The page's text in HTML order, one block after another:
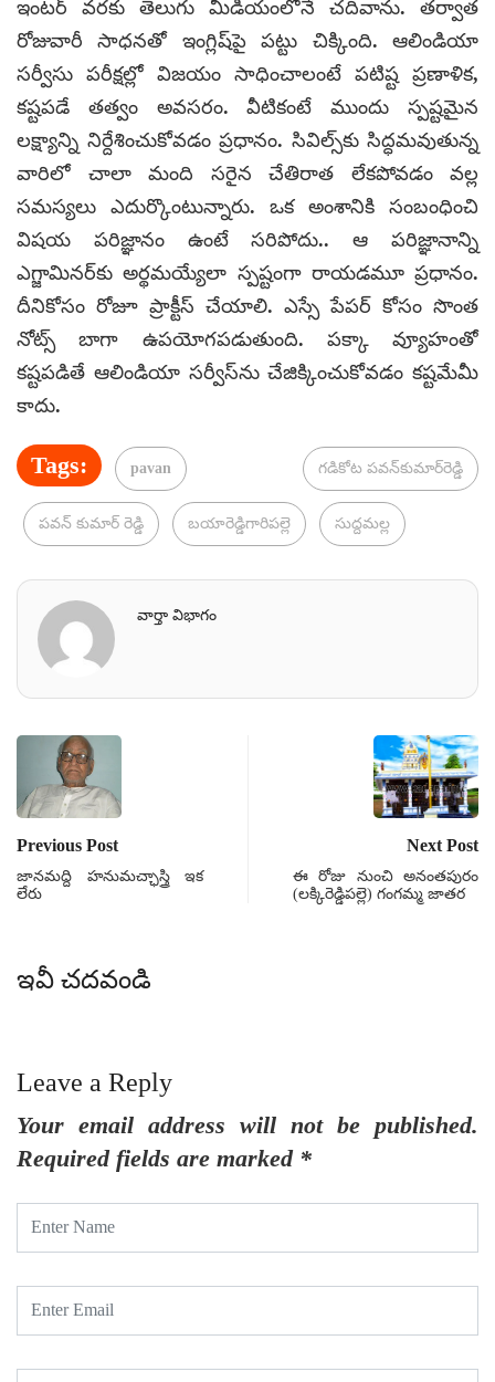
ఇంటర్ వరకు తెలుగు మీడియంలోనే చదివాను. తర్వాత
రోజువారీ సాధనతో ఇంగ్లిష్‌పై పట్టు చిక్కింది. ఆలిండియా
సర్వీసు పరీక్షల్లో విజయం సాధించాలంటే పటిష్ట ప్రణాళిక,
కష్టపడే తత్వం అవసరం. వీటికంటే ముందు స్పష్టమైన
లక్ష్యాన్ని నిర్దేశించుకోవడం ప్రధానం. సివిల్స్‌కు సిద్ధమవుతున్న
వారిలో చాలా మంది సరైన చేతిరాత లేకపోవడం వల్ల
సమస్యలు ఎదుర్కొంటున్నారు. ఒక అంశానికి సంబంధించి
విషయ పరిజ్ఞానం ఉంటే సరిపోదు.. ఆ పరిజ్ఞానాన్ని
ఎగ్జామినర్‌కు అర్థమయ్యేలా స్పష్టంగా రాయడమూ ప్రధానం.
దీనికోసం రోజూ ప్రాక్టీస్ చేయాలి. ఎస్సే పేపర్ కోసం సొంత
నోట్స్ బాగా ఉపయోగపడుతుంది. పక్కా వ్యూహంతో
కష్టపడితే ఆలిండియా సర్వీస్‌ను చేజిక్కించుకోవడం కష్టమేమీ
కాదు.
Tags: pavan గడికోట పవన్‌కుమార్‌రెడ్డి
పవన్‌ కుమార్‌ రెడ్డి బయారెడ్డిగారిపల్లె సుద్దమల్ల
వార్తా విభాగం
Previous Post
జానమద్ది హనుమచ్ఛాస్త్రి ఇక
లేరు
Next Post
ఈ రోజు నుంచి అనంతపురం
(లక్కిరెడ్డిపల్లె) గంగమ్మ జాతర
ఇవీ చదవండి
Leave a Reply
Your email address will not be published.
Required fields are marked *